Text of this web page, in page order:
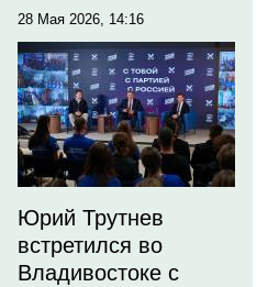
28 Мая 2026, 14:16
Юрий Трутнев
встретился во
Владивостоке с